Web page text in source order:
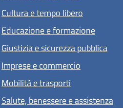
Cultura e tempo libero
Educazione e formazione
Giustizia e sicurezza pubblica
Imprese e commercio
Mobilità e trasporti
Salute, benessere e assistenza